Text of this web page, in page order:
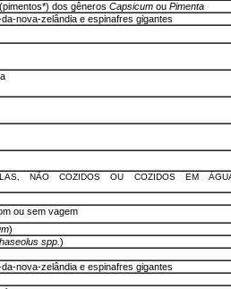
dos gêneros Capsicum ou Pimenta
nova-zelândia e espinafres gigantes
NÃO COZIDOS OU COZIDOS EM
ou sem vagem
)
spp. )
nova-zelândia e espinafres gigantes